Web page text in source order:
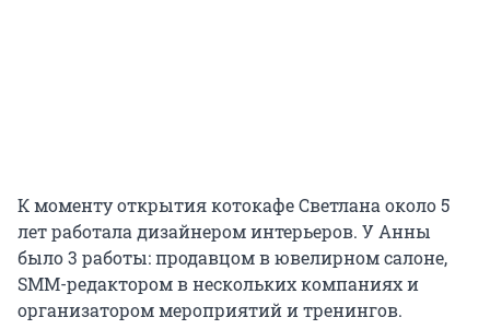
К моменту открытия котокафе Светлана около 5
лет работала дизайнером интерьеров. У Анны
было 3 работы: продавцом в ювелирном салоне,
SMM-редактором в нескольких компаниях и
организатором мероприятий и тренингов.